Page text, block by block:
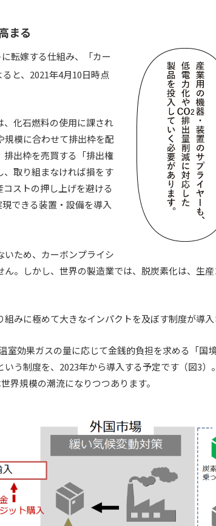
まる
転嫁する仕組み、「カー
と、2021年4月10日時点
化石燃料の使用に課され
模に合わせて排出枠を配
出枠を売買する「排出権
取り組まなければ損をす
ストの押し上げを避ける
できる装置・設備を導入
ため、カーボンプライシ
。しかし、世界の製造業では、脱炭素化は、生
みに極めて大きなインパクトを及ぼす制度が導入
室効果ガスの量に応じて金銭的負担を求める「国
う制度を、2023年から導入する予定です（図3）
界規模の潮流になりつつあります。